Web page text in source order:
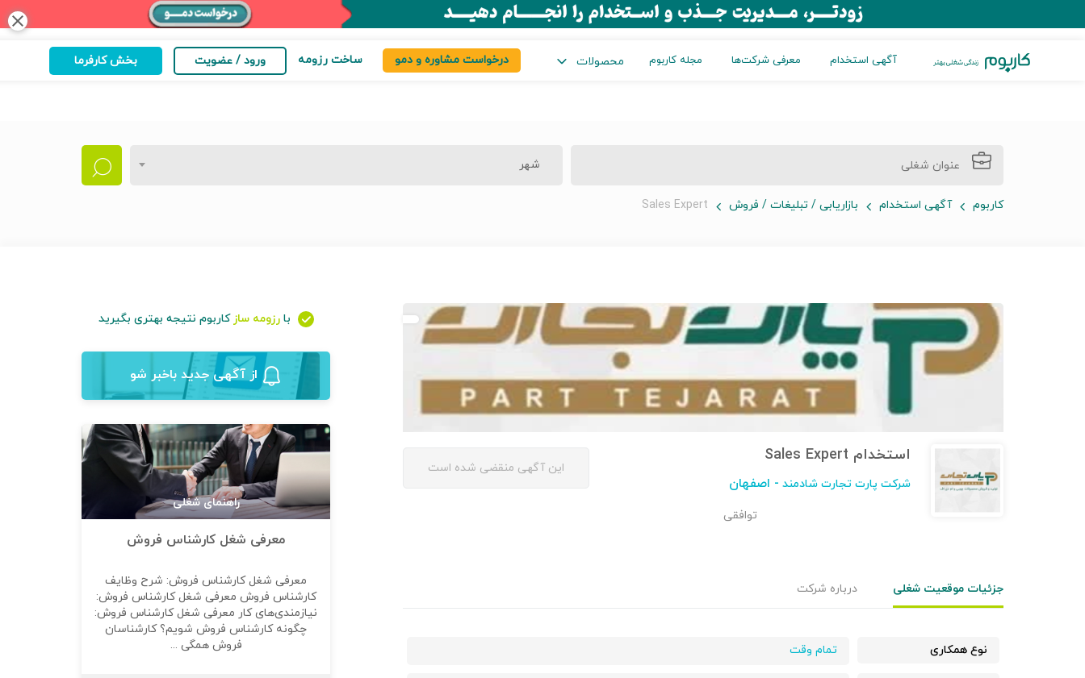
close
آگهی استخدام معرفی شرکت‌ها مجله کاربوم محصولات درخواست مشاوره و دمو ساخت رزومه ورود / عضویت بخش کارفرما
شهر
کاربوم آگهی استخدام بازاریابی / تبلیغات / فروش Sales Expert
استخدام Sales Expert
شرکت پارت تجارت شادمند - اصفهان
توافقی
این آگهی منقضی شده است
جزئیات موقعیت شغلی درباره شرکت
نوع همکاری تمام وقت
بارزومه ساز کاربوم نتیجه بهتری بگیرید
از آگهی‌ جدید باخبر شو
راهنمای شغلی
معرفی شغل کارشناس فروش
معرفی شغل کارشناس فروش: شرح وظایف
کارشناس فروش معرفی شغل کارشناس فروش:
نیازمندی‌های کار معرفی شغل کارشناس فروش:
چگونه کارشناس فروش شویم؟ کارشناسان
فروش همگی ...